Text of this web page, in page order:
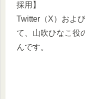
採用】
Twitter（X）およ
て、山吹ひなこ役
んです。